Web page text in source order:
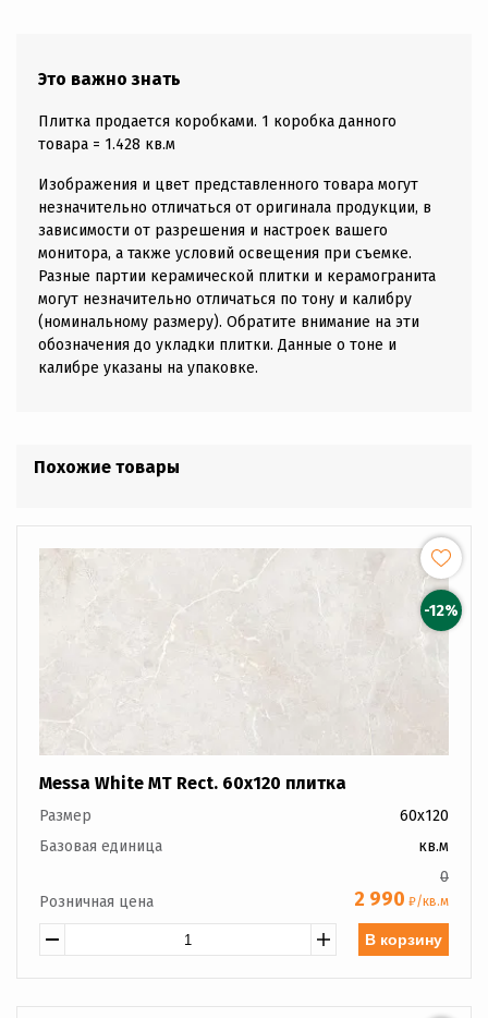
Это важно знать
Плитка продается коробками. 1 коробка данного
товара = 1.428 кв.м
Изображения и цвет представленного товара могут
незначительно отличаться от оригинала продукции, в
зависимости от разрешения и настроек вашего
монитора, а также условий освещения при съемке.
Разные партии керамической плитки и керамогранита
могут незначительно отличаться по тону и калибру
(номинальному размеру). Обратите внимание на эти
обозначения до укладки плитки. Данные о тоне и
калибре указаны на упаковке.
Похожие товары
-12%
Messa White MT Rect. 60x120 плитка
Размер
60x120
Базовая единица
кв.м
Розничная цена
0
2 990 ₽/кв.м
В корзину